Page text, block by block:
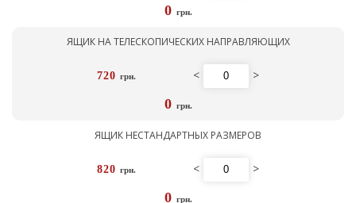
0 грн.
ЯЩИК НА ТЕЛЕСКОПИЧЕСКИХ НАПРАВЛЯЮЩИХ
720 грн. < >
0 грн.
ЯЩИК НЕСТАНДАРТНЫХ РАЗМЕРОВ
820 грн. < >
0 грн.